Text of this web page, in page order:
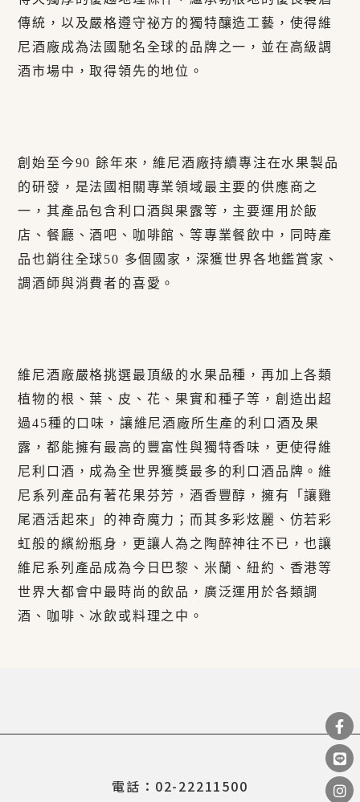
傳統，以及嚴格遵守祕方的獨特釀造工藝，使得維
尼酒廠成為法國馳名全球的品牌之一，並在高級調
酒市場中，取得領先的地位。
創始至今90 餘年來，維尼酒廠持續專注在水果製品
的研發，是法國相關專業領域最主要的供應商之
一，其產品包含利口酒與果露等，主要運用於飯
店、餐廳、酒吧、咖啡館、等專業餐飲中，同時產
品也銷往全球50 多個國家，深獲世界各地鑑賞家、
調酒師與消費者的喜愛。
維尼酒廠嚴格挑選最頂級的水果品種，再加上各類
植物的根、葉、皮、花、果實和種子等，創造出超
過45種的口味，讓維尼酒廠所生產的利口酒及果
露，都能擁有最高的豐富性與獨特香味，更使得維
尼利口酒，成為全世界獲獎最多的利口酒品牌。維
尼系列產品有著花果芬芳，酒香豐醇，擁有「讓雞
尾酒活起來」的神奇魔力；而其多彩炫麗、仿若彩
虹般的繽紛瓶身，更讓人為之陶醉神往不已，也讓
維尼系列產品成為今日巴黎、米蘭、紐約、香港等
世界大都會中最時尚的飲品，廣泛運用於各類調
酒、咖啡、冰飲或料理之中。
電話：02-22211500